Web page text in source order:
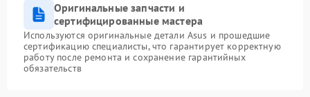
Оригинальные запчасти и
сертифицированные мастера
Используются оригинальные детали Asus и прошедшие
сертификацию специалисты, что гарантирует корректную
работу после ремонта и сохранение гарантийных
обязательств